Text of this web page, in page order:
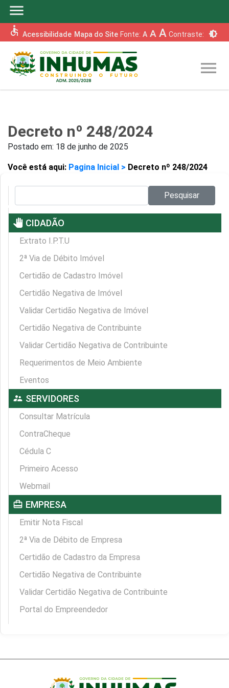
menu
accessible Acessibilidade Mapa do Site Fonte: A A A Contraste: brightness_6
menu
Decreto nº 248/2024
Postado em: 18 de junho de 2025
Você está aqui: Pagina Inicial > Decreto nº 248/2024
Pesquisar
pan_tool CIDADÃO
Extrato I.P.T.U
2ª Via de Débito Imóvel
Certidão de Cadastro Imóvel
Certidão Negativa de Imóvel
Validar Certidão Negativa de Imóvel
Certidão Negativa de Contribuinte
Validar Certidão Negativa de Contribuinte
Requerimentos de Meio Ambiente
Eventos
supervisor_account SERVIDORES
Consultar Matrícula
ContraCheque
Cédula C
Primeiro Acesso
Webmail
card_travel EMPRESA
Emitir Nota Fiscal
2ª Via de Débito de Empresa
Certidão de Cadastro da Empresa
Certidão Negativa de Contribuinte
Validar Certidão Negativa de Contribuinte
Portal do Empreendedor